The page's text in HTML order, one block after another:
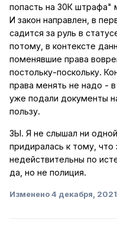
попасть на 30К штрафа"
И закон направлен, в
садится за руль в
потому, в контексте
поменявшие права
постольку-поскольку.
права менять не надо -
уже подали документы
пользу.
ЗЫ. Я не слышал ни
придиралась к тому,
недействительны по
да, но не полиция.
Изменено4 декабря, 2021